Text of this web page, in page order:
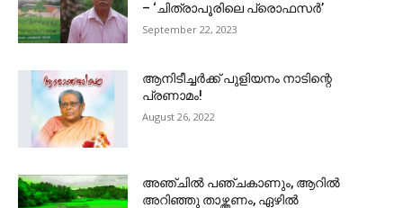
– ‘ചിത്രാപൂരിലെ പ്രൊഫസർ’
September 22, 2023
ആനിടീച്ചർക്ക് പുളിയനം നാടിന്റെ
പ്രണാമം!
August 26, 2022
അഞ്ചിൽ പഞ്ചകാണും, ആറിൽ
അറിഞ്ഞു താഴ്ത്തണം, ഏഴിൽ